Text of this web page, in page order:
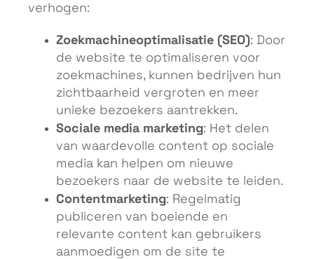
verhogen:
Zoekmachineoptimalisatie (SEO): Door
de website te optimaliseren voor
zoekmachines, kunnen bedrijven hun
zichtbaarheid vergroten en meer
unieke bezoekers aantrekken.
Sociale media marketing: Het delen
van waardevolle content op sociale
media kan helpen om nieuwe
bezoekers naar de website te leiden.
Contentmarketing: Regelmatig
publiceren van boeiende en
relevante content kan gebruikers
aanmoedigen om de site te